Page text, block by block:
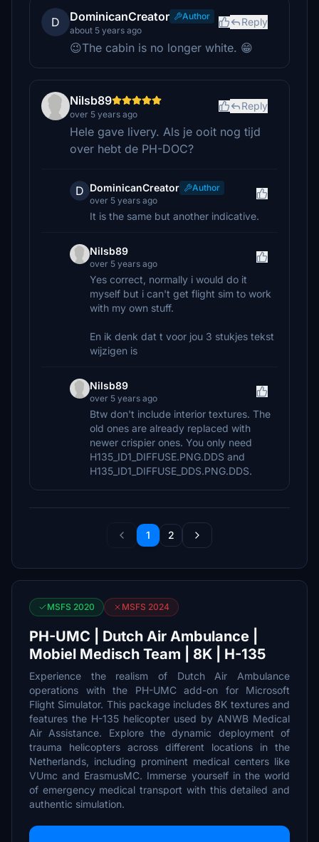
D DominicanCreator
Author
about 5 years ago
Reply
😉The cabin is no longer white. 😁
Nilsb89
over 5 years ago
Reply
Hele gave livery. Als je ooit nog tijd
over hebt de PH-DOC?
D DominicanCreator
Author
over 5 years ago
It is the same but another indicative.
Nilsb89
over 5 years ago
Yes correct, normally i would do it
myself but i can't get flight sim to work
with my own stuff.
En ik denk dat t voor jou 3 stukjes tekst
wijzigen is
Nilsb89
over 5 years ago
Btw don't include interior textures. The
old ones are already replaced with
newer crispier ones. You only need
H135_ID1_DIFFUSE.PNG.DDS and
H135_ID1_DIFFUSE_DDS.PNG.DDS.
1 2
MSFS 2020 MSFS 2024
PH-UMC | Dutch Air Ambulance |
Mobiel Medisch Team | 8K | H-135
Experience the realism of Dutch Air Ambulance
operations with the PH-UMC add-on for Microsoft
Flight Simulator. This package includes 8K textures and
features the H-135 helicopter used by ANWB Medical
Air Assistance. Explore the dynamic deployment of
trauma helicopters across different locations in the
Netherlands, including prominent medical centers like
VUmc and ErasmusMC. Immerse yourself in the world
of emergency medical transport with this detailed and
authentic simulation.